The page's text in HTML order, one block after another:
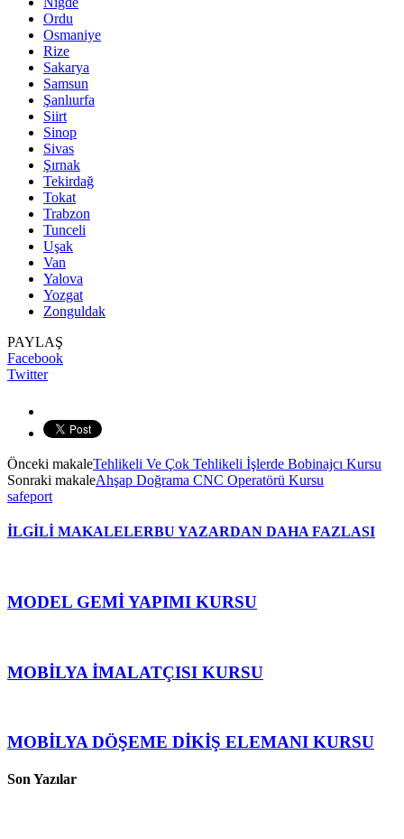
Ordu
Osmaniye
Rize
Sakarya
Samsun
Şanlıurfa
Siirt
Sinop
Sivas
Şırnak
Tekirdağ
Tokat
Trabzon
Tunceli
Uşak
Van
Yalova
Yozgat
Zonguldak
PAYLAŞ
Facebook
Twitter
Önceki makaleTehlikeli Ve Çok Tehlikeli İşlerde Bobinajcı Kursu
Sonraki makaleAhşap Doğrama CNC Operatörü Kursu
safeport
İLGİLİ MAKALELERBU YAZARDAN DAHA FAZLASI
MODEL GEMİ YAPIMI KURSU
MOBİLYA İMALATÇISI KURSU
MOBİLYA DÖŞEME DİKİŞ ELEMANI KURSU
Son Yazılar